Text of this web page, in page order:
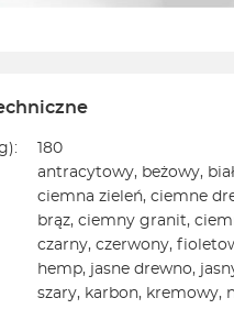
180
antracytowy, beżowy,
ciemna zieleń, ciemne
brąz, ciemny granit,
czarny, czerwony,
hemp, jasne drewno,
szary, karbon, kremowy,